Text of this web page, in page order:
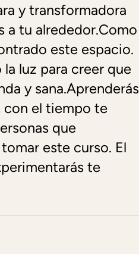
y transformadora
a tu alrededor.Como
este espacio.
luz para creer que
y sana.Aprenderás
con el tiempo te
que
este curso. El
te